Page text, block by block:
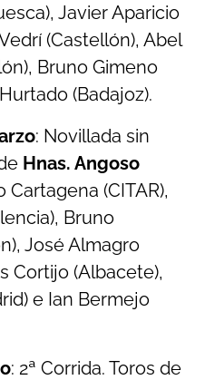
Javier Aparicio
(Castellón), Abel
Bruno Gimeno
(Badajoz).
: Novillada sin
Hnas. Angoso
Cartagena (CITAR),
Bruno
José Almagro
Cortijo (Albacete),
e Ian Bermejo
: 2ª Corrida. Toros de